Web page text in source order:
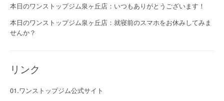
本日のワンストップジム泉ヶ丘店：いつもありがとうございます！
本日のワンストップジム泉ヶ丘店：就寝前のスマホをお休みしてみま
せんか？
リンク
01.ワンストップジム公式サイト